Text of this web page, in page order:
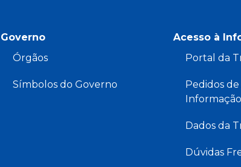
Governo
Órgãos
Símbolos do Governo
Acesso à
Portal da
Pedidos de
Informação
Dados da
Dúvidas